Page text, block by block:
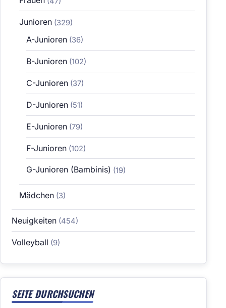
Junioren(329)
A-Junioren (36)
B-Junioren (102)
C-Junioren (37)
D-Junioren (51)
E-Junioren (79)
F-Junioren (102)
G-Junioren (Bambinis) (19)
Mädchen(3)
Neuigkeiten (454)
Volleyball (9)
SEITE DURCHSUCHEN